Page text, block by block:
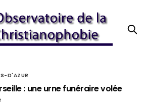
D'AZUR
: une urne funéraire volée